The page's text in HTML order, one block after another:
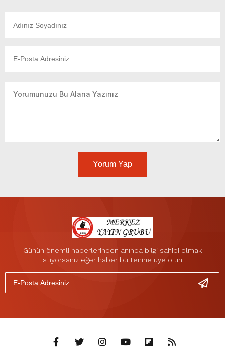
Yorum Yap
Günün önemli haberlerinden anında bilgi sahibi olmak
istiyorsanız eğer haber bültenine üye olun.